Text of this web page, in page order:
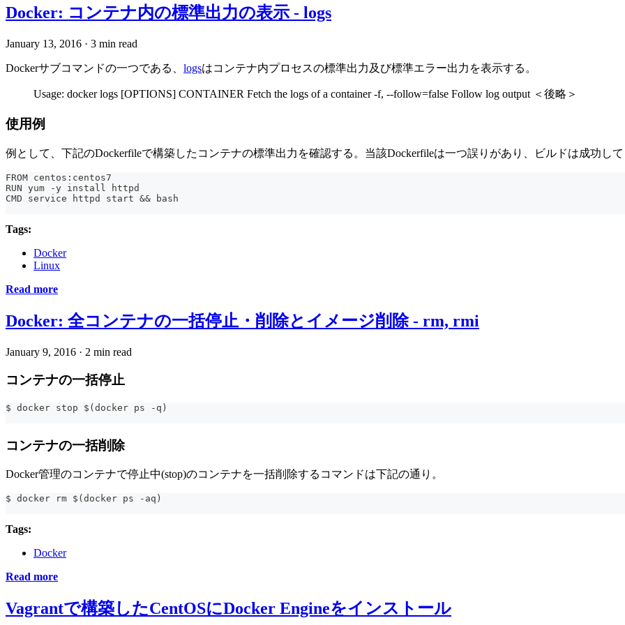
Docker: コンテナ内の標準出力の表示 - logs
January 13, 2016 · 3 min read
Dockerサブコマンドの一つである、 logsはコンテナ内プロセスの標準出力及び標準エラー出力を表示する。
Usage: docker logs [OPTIONS] CONTAINER Fetch the logs of a container -f, --follow=false Follow log output ＜後略＞
使用例
例として、下記のDockerfileで構築したコンテナの標準出力を確認する。当該Dockerfileは一つ誤りがあり、ビルドは成功して
FROM centos:centos7
RUN yum -y install httpd
CMD service httpd start && bash
Tags:
Docker
Linux
Read more
Docker: 全コンテナの一括停止・削除とイメージ削除 - rm, rmi
January 9, 2016 · 2 min read
コンテナの一括停止
$ docker stop $(docker ps -q)
コンテナの一括削除
Docker管理のコンテナで停止中(stop)のコンテナを一括削除するコマンドは下記の通り。
$ docker rm $(docker ps -aq)
Tags:
Docker
Read more
Vagrantで構築したCentOSにDocker Engineをインストール